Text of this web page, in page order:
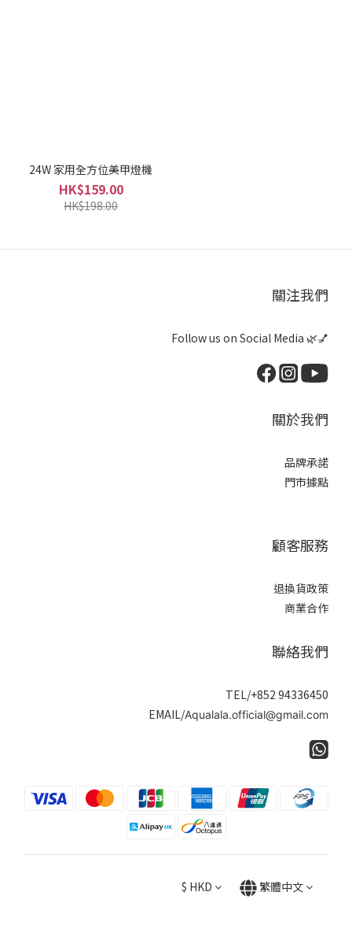
24W 家用全方位美甲燈機
HK$159.00
HK$198.00
關注我們
Follow us on Social Media 🌿💅
關於我們
品牌承諾
門市據點
顧客服務
退換貨政策
商業合作
聯絡我們
TEL/+852 94336450
EMAIL/Aqualala.official@gmail.com
$ HKD 繁體中文